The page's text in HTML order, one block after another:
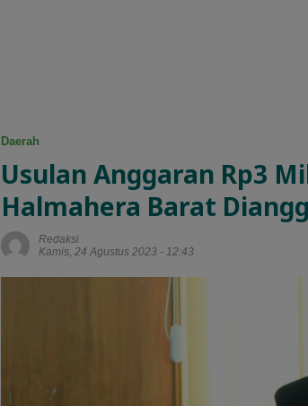
Daerah
Usulan Anggaran Rp3
Halmahera Barat
Redaksi
Kamis, 24 Agustus 2023 - 12:43